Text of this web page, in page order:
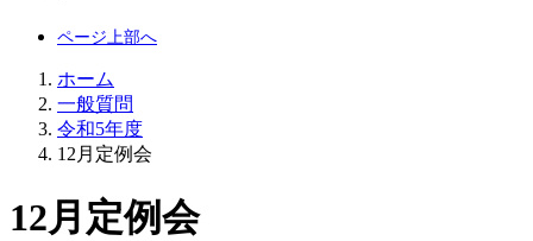
ホーム
一般質問
令和5年度
12月定例会
12月定例会